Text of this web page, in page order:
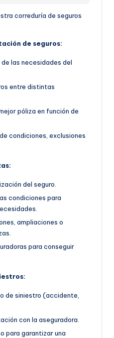
correduría de seguros
de seguros:
las necesidades del
entre distintas
póliza en función de
condiciones, exclusiones
del seguro.
condiciones para
ampliaciones o
para conseguir
de siniestro (accidente,
con la aseguradora.
para garantizar una